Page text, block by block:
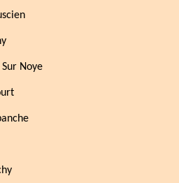
Noye